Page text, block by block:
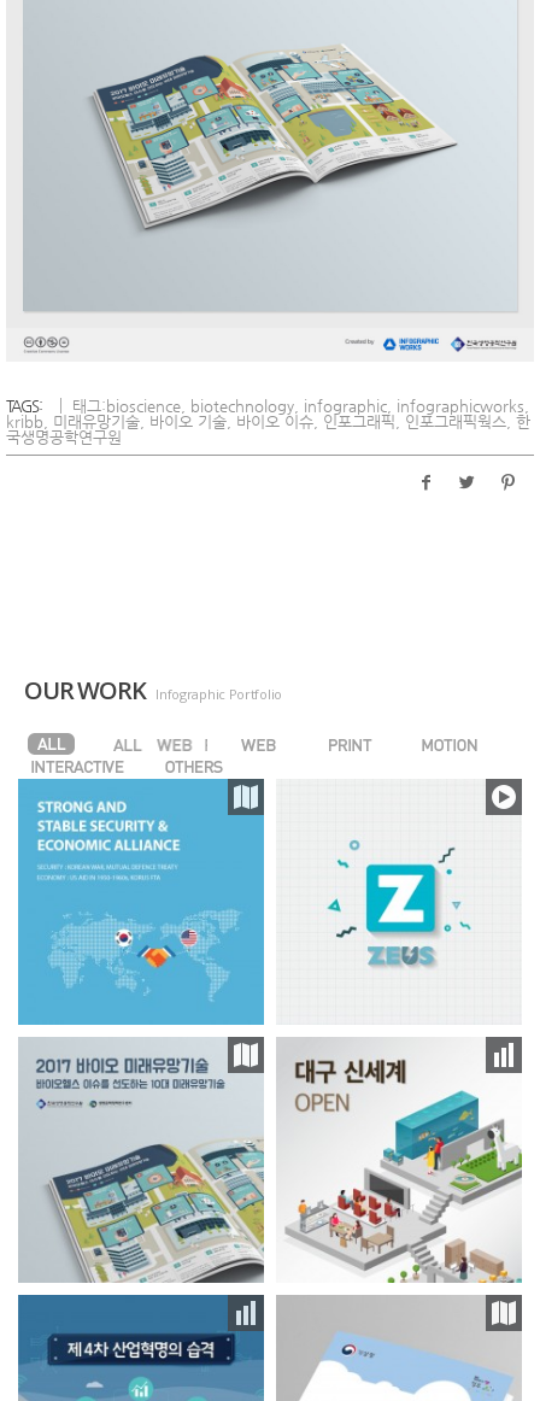
TAGS: 태그: bioscience biotechnology infographic infographicworks
kribb
미래유망기술 바이오 기술 바이오 이슈 인포그래픽 인포그래픽웍스 한
국생명공학연구원
OUR WORK Infographic Portfolio